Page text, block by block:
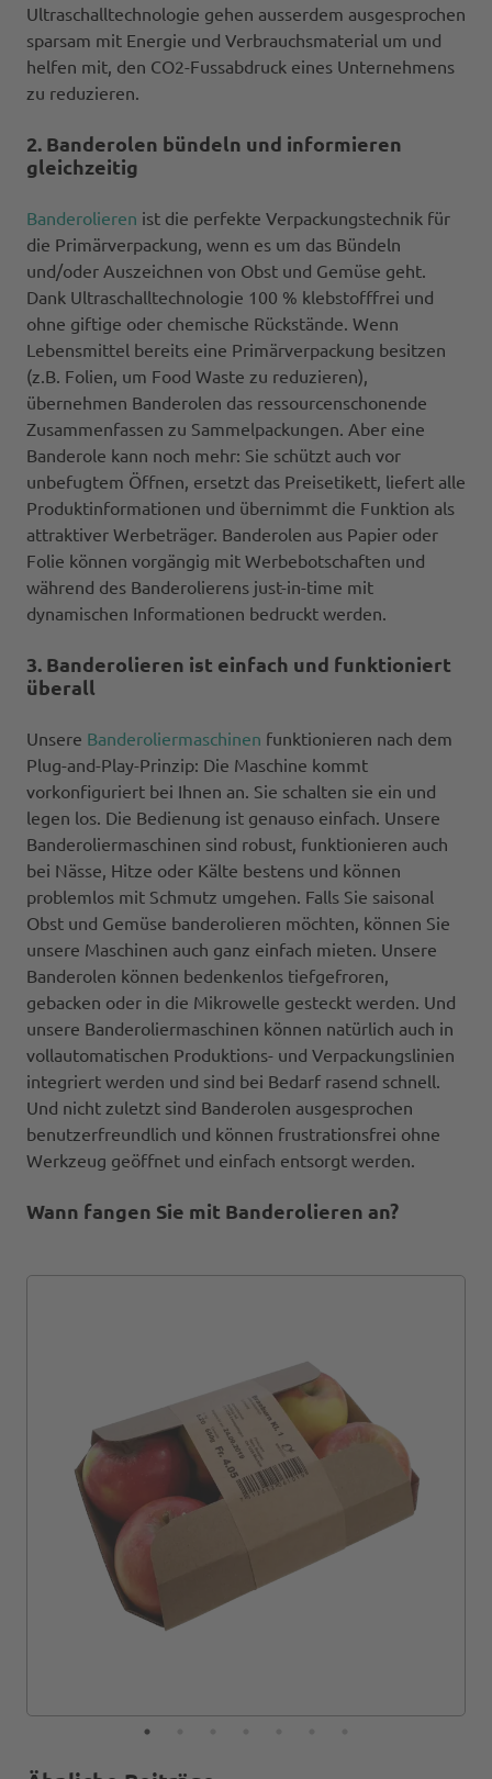
Ultraschalltechnologie gehen ausserdem ausgesprochen
sparsam mit Energie und Verbrauchsmaterial um und
helfen mit, den CO2-Fussabdruck eines Unternehmens
zu reduzieren.
2. Banderolen bündeln und informieren
gleichzeitig
Banderolieren ist die perfekte Verpackungstechnik für
die Primärverpackung, wenn es um das Bündeln
und/oder Auszeichnen von Obst und Gemüse geht.
Dank Ultraschalltechnologie 100 % klebstofffrei und
ohne giftige oder chemische Rückstände. Wenn
Lebensmittel bereits eine Primärverpackung besitzen
(z.B. Folien, um Food Waste zu reduzieren),
übernehmen Banderolen das ressourcenschonende
Zusammenfassen zu Sammelpackungen. Aber eine
Banderole kann noch mehr: Sie schützt auch vor
unbefugtem Öffnen, ersetzt das Preisetikett, liefert alle
Produktinformationen und übernimmt die Funktion als
attraktiver Werbeträger. Banderolen aus Papier oder
Folie können vorgängig mit Werbebotschaften und
während des Banderolierens just-in-time mit
dynamischen Informationen bedruckt werden.
3. Banderolieren ist einfach und funktioniert
überall
Unsere Banderoliermaschinen funktionieren nach dem
Plug-and-Play-Prinzip: Die Maschine kommt
vorkonfiguriert bei Ihnen an. Sie schalten sie ein und
legen los. Die Bedienung ist genauso einfach. Unsere
Banderoliermaschinen sind robust, funktionieren auch
bei Nässe, Hitze oder Kälte bestens und können
problemlos mit Schmutz umgehen. Falls Sie saisonal
Obst und Gemüse banderolieren möchten, können Sie
unsere Maschinen auch ganz einfach mieten. Unsere
Banderolen können bedenkenlos tiefgefroren,
gebacken oder in die Mikrowelle gesteckt werden. Und
unsere Banderoliermaschinen können natürlich auch in
vollautomatischen Produktions- und Verpackungslinien
integriert werden und sind bei Bedarf rasend schnell.
Und nicht zuletzt sind Banderolen ausgesprochen
benutzerfreundlich und können frustrationsfrei ohne
Werkzeug geöffnet und einfach entsorgt werden.
Wann fangen Sie mit Banderolieren an?